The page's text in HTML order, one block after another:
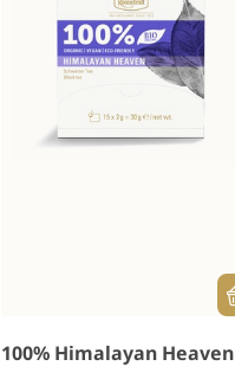
100% Himalayan Heaven